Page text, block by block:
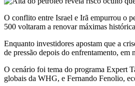
O conflito entre Israel e Irã empurrou o
500 voltaram a renovar máximas
Enquanto investidores apostam que a
de pressão depois do enfrentamento,
O cenário foi tema do programa Expert
globais da WHG, e Fernando Fenolio,